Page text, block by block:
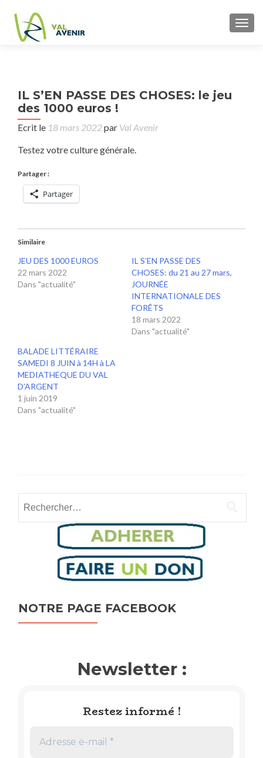
IL S’EN PASSE DES CHOSES: le jeu
des 1000 euros !
Ecrit le 18 mars 2022par Val Avenir
Testez votre culture générale.
Partager :
Partager
Similaire
JEU DES 1000 EUROS
22 mars 2022
Dans "actualité"
IL S’EN PASSE DES
CHOSES: du 21 au 27 mars,
JOURNÉE
INTERNATIONALE DES
FORÊTS
18 mars 2022
Dans "actualité"
BALADE LITTÉRAIRE
SAMEDI 8 JUIN à 14H à LA
MEDIATHEQUE DU VAL
D’ARGENT
1 juin 2019
Dans "actualité"
NOTRE PAGE FACEBOOK
Newsletter :
Restez informé !